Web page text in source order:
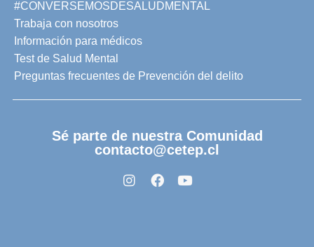
#CONVERSEMOSDESALUDMENTAL
Trabaja con nosotros
Información para médicos
Test de Salud Mental
Preguntas frecuentes de Prevención del delito
Sé parte de nuestra Comunidad
contacto@cetep.cl